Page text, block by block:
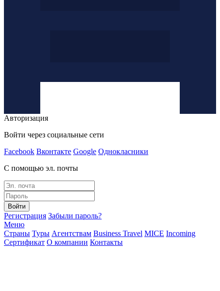
Авторизация
Войти через социальные сети
Facebook Вконтакте Google Однокласники
С помощью эл. почты
Войти
Регистрация Забыли пароль?
Меню
Страны Туры Агентствам Business Travel MICE Incoming
Сертификат О компании Контакты